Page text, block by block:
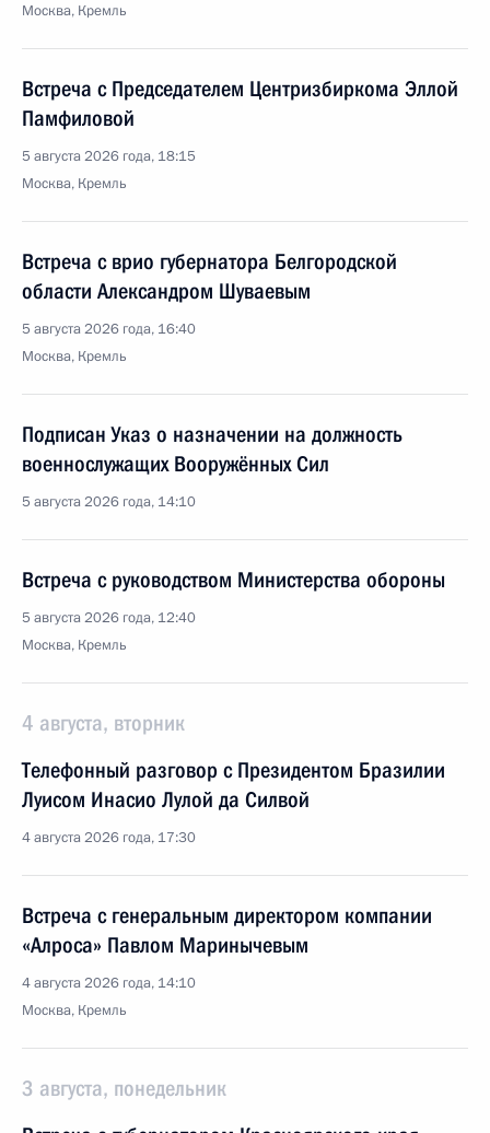
Москва, Кремль
Встреча с Председателем Центризбиркома Эллой
Памфиловой
5 августа 2026 года, 18:15
Москва, Кремль
Встреча с врио губернатора Белгородской
области Александром Шуваевым
5 августа 2026 года, 16:40
Москва, Кремль
Подписан Указ о назначении на должность
военнослужащих Вооружённых Сил
5 августа 2026 года, 14:10
Встреча с руководством Министерства обороны
5 августа 2026 года, 12:40
Москва, Кремль
4 августа, вторник
Телефонный разговор с Президентом Бразилии
Луисом Инасио Лулой да Силвой
4 августа 2026 года, 17:30
Встреча с генеральным директором компании
«Алроса» Павлом Маринычевым
4 августа 2026 года, 14:10
Москва, Кремль
3 августа, понедельник